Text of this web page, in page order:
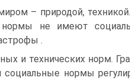
– природой,
не имеют
.
и технических норм.
социальные нормы